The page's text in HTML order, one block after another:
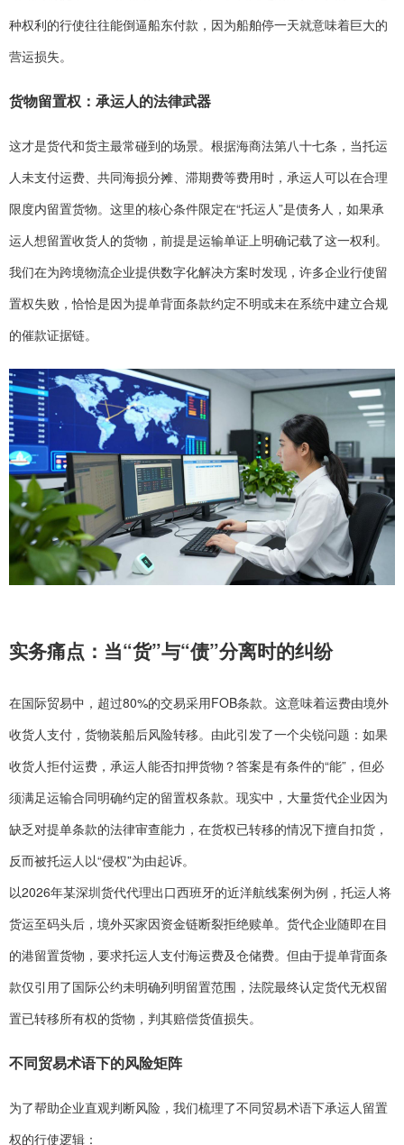
种权利的行使往往能倒逼船东付款，因为船舶停一天就意味着巨大的
营运损失。
货物留置权：承运人的法律武器
这才是货代和货主最常碰到的场景。根据海商法第八十七条，当托运
人未支付运费、共同海损分摊、滞期费等费用时，承运人可以在合理
限度内留置货物。这里的核心条件限定在“托运人”是债务人，如果承
运人想留置收货人的货物，前提是运输单证上明确记载了这一权利。
我们在为跨境物流企业提供数字化解决方案时发现，许多企业行使留
置权失败，恰恰是因为提单背面条款约定不明或未在系统中建立合规
的催款证据链。
实务痛点：当“货”与“债”分离时的纠纷
在国际贸易中，超过80%的交易采用FOB条款。这意味着运费由境外
收货人支付，货物装船后风险转移。由此引发了一个尖锐问题：如果
收货人拒付运费，承运人能否扣押货物？答案是有条件的“能”，但必
须满足运输合同明确约定的留置权条款。现实中，大量货代企业因为
缺乏对提单条款的法律审查能力，在货权已转移的情况下擅自扣货，
反而被托运人以“侵权”为由起诉。
以2026年某深圳货代代理出口西班牙的近洋航线案例为例，托运人将
货运至码头后，境外买家因资金链断裂拒绝赎单。货代企业随即在目
的港留置货物，要求托运人支付海运费及仓储费。但由于提单背面条
款仅引用了国际公约未明确列明留置范围，法院最终认定货代无权留
置已转移所有权的货物，判其赔偿货值损失。
不同贸易术语下的风险矩阵
为了帮助企业直观判断风险，我们梳理了不同贸易术语下承运人留置
权的行使逻辑：